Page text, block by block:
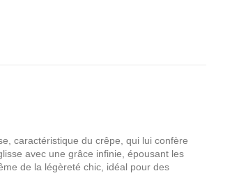
caractéristique du crêpe, qui lui confère
avec une grâce infinie, épousant les
de la légèreté chic, idéal pour des